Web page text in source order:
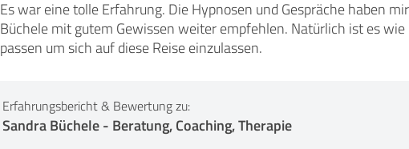
Es war eine tolle Erfahrung. Die Hypnosen und Gespräche haben
Büchele mit gutem Gewissen weiter empfehlen. Natürlich ist es
passen um sich auf diese Reise einzulassen.
Erfahrungsbericht & Bewertung zu:
Sandra Büchele - Beratung, Coaching, Therapie